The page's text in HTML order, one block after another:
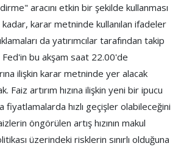
aracını etkin bir şekilde kullanması
karar metninde kullanılan ifadeler
da yatırımcılar tarafından takip
bu akşam saat 22.00'de
ilişkin karar metninde yer alacak
Faiz artırım hızına ilişkin yeni bir ipucu
hızlı geçişler olabileceğini
öngörülen artış hızının makul
üzerindeki risklerin sınırlı olduğuna